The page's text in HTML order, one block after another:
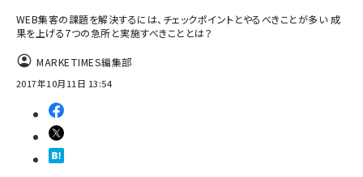
WEB集客の課題を解決するには、チェックポイントとやるべきことが多い 成
果を上げる7つの急所と実施すべきこととは？
MARKETIMES編集部
2017年10月11日 13:54